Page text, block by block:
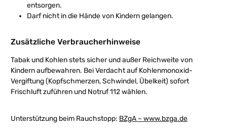
entsorgen.
Darf nicht in die Hände von Kindern gelangen.
Zusätzliche Verbraucherhinweise
Tabak und Kohlen stets sicher und außer Reichweite von
Kindern aufbewahren. Bei Verdacht auf Kohlenmonoxid-
Vergiftung (Kopfschmerzen, Schwindel, Übelkeit) sofort
Frischluft zuführen und Notruf 112 wählen.
Unterstützung beim Rauchstopp: BZgA – www.bzga.de